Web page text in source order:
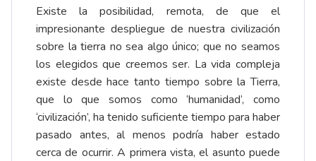
Existe la posibilidad, remota, de que el
impresionante despliegue de nuestra civilización
sobre la tierra no sea algo único; que no seamos
los elegidos que creemos ser. La vida compleja
existe desde hace tanto tiempo sobre la Tierra,
que lo que somos como ‘humanidad’, como
‘civilización’, ha tenido suficiente tiempo para haber
pasado antes, al menos podría haber estado
cerca de ocurrir. A primera vista, el asunto puede